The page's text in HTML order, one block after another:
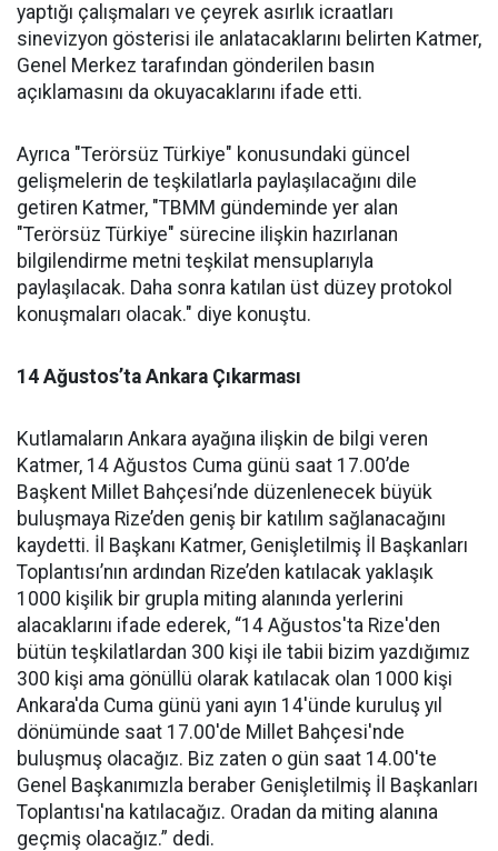
yaptığı çalışmaları ve çeyrek asırlık icraatları
sinevizyon gösterisi ile anlatacaklarını belirten Katmer,
Genel Merkez tarafından gönderilen basın
açıklamasını da okuyacaklarını ifade etti.
Ayrıca "Terörsüz Türkiye" konusundaki güncel
gelişmelerin de teşkilatlarla paylaşılacağını dile
getiren Katmer, "TBMM gündeminde yer alan
"Terörsüz Türkiye" sürecine ilişkin hazırlanan
bilgilendirme metni teşkilat mensuplarıyla
paylaşılacak. Daha sonra katılan üst düzey protokol
konuşmaları olacak." diye konuştu.
14 Ağustos’ta Ankara Çıkarması
Kutlamaların Ankara ayağına ilişkin de bilgi veren
Katmer, 14 Ağustos Cuma günü saat 17.00’de
Başkent Millet Bahçesi’nde düzenlenecek büyük
buluşmaya Rize’den geniş bir katılım sağlanacağını
kaydetti. İl Başkanı Katmer, Genişletilmiş İl Başkanları
Toplantısı’nın ardından Rize’den katılacak yaklaşık
1000 kişilik bir grupla miting alanında yerlerini
alacaklarını ifade ederek, “14 Ağustos'ta Rize'den
bütün teşkilatlardan 300 kişi ile tabii bizim yazdığımız
300 kişi ama gönüllü olarak katılacak olan 1000 kişi
Ankara'da Cuma günü yani ayın 14'ünde kuruluş yıl
dönümünde saat 17.00'de Millet Bahçesi'nde
buluşmuş olacağız. Biz zaten o gün saat 14.00'te
Genel Başkanımızla beraber Genişletilmiş İl Başkanları
Toplantısı'na katılacağız. Oradan da miting alanına
geçmiş olacağız.” dedi.